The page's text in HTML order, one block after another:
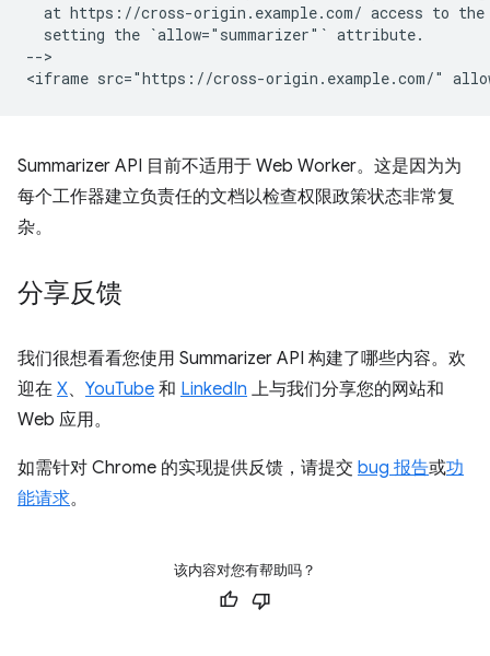
at https://cross-origin.example.com/ access to
  setting the `allow="summarizer"` attribute.
-->
Summarizer API 目前不适用于 Web Worker。这是因为为
每个工作器建立负责任的文档以检查权限政策状态非常复
杂。
分享反馈
我们很想看看您使用 Summarizer API 构建了哪些内容。欢
迎在 X、 YouTube 和 LinkedIn 上与我们分享您的网站和
Web 应用。
如需针对 Chrome 的实现提供反馈，请提交 bug 报告或功
能请求。
该内容对您有帮助吗？